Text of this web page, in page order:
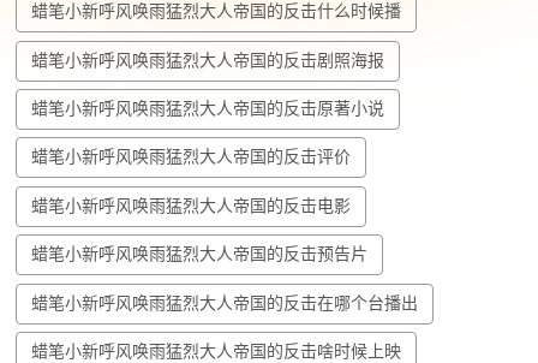
蜡笔小新呼风唤雨猛烈大人帝国的反击什么时候播
蜡笔小新呼风唤雨猛烈大人帝国的反击剧照海报
蜡笔小新呼风唤雨猛烈大人帝国的反击原著小说
蜡笔小新呼风唤雨猛烈大人帝国的反击评价
蜡笔小新呼风唤雨猛烈大人帝国的反击电影
蜡笔小新呼风唤雨猛烈大人帝国的反击预告片
蜡笔小新呼风唤雨猛烈大人帝国的反击在哪个台播出
蜡笔小新呼风唤雨猛烈大人帝国的反击啥时候上映